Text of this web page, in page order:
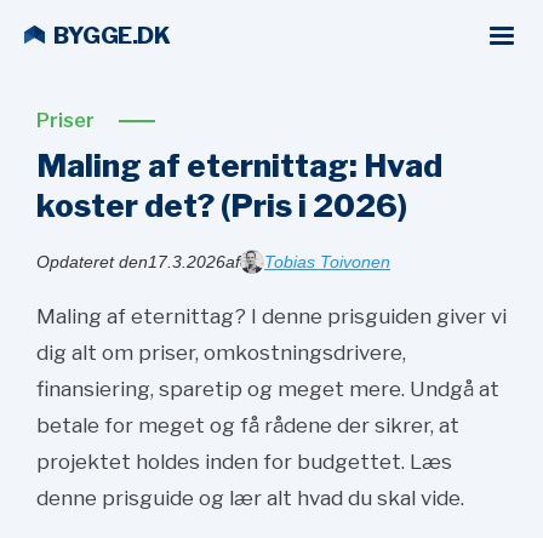
BYGGE.DK
Priser
Maling af eternittag: Hvad
koster det? (Pris i 2026)
Opdateret den17.3.2026af Tobias Toivonen
Maling af eternittag? I denne prisguiden giver vi
dig alt om priser, omkostningsdrivere,
finansiering, sparetip og meget mere. Undgå at
betale for meget og få rådene der sikrer, at
projektet holdes inden for budgettet. Læs
denne prisguide og lær alt hvad du skal vide.